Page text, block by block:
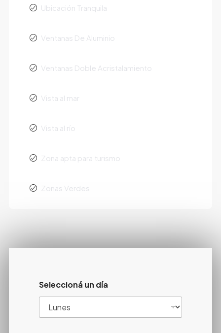
Ubicación Tranquila
Ventanas De Aluminio
Ventanas Doble Acristalamiento
Vista al mar
Vista al río
Zona apta para turismo
Zonas Verdes
Seleccioná un día